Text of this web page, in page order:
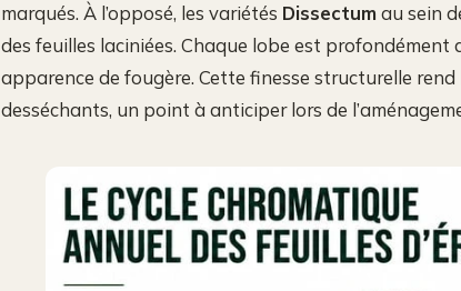
marqués. À l’opposé, les variétés Dissectum au sein
des feuilles laciniées. Chaque lobe est profondément
apparence de fougère. Cette finesse structurelle
desséchants, un point à anticiper lors de